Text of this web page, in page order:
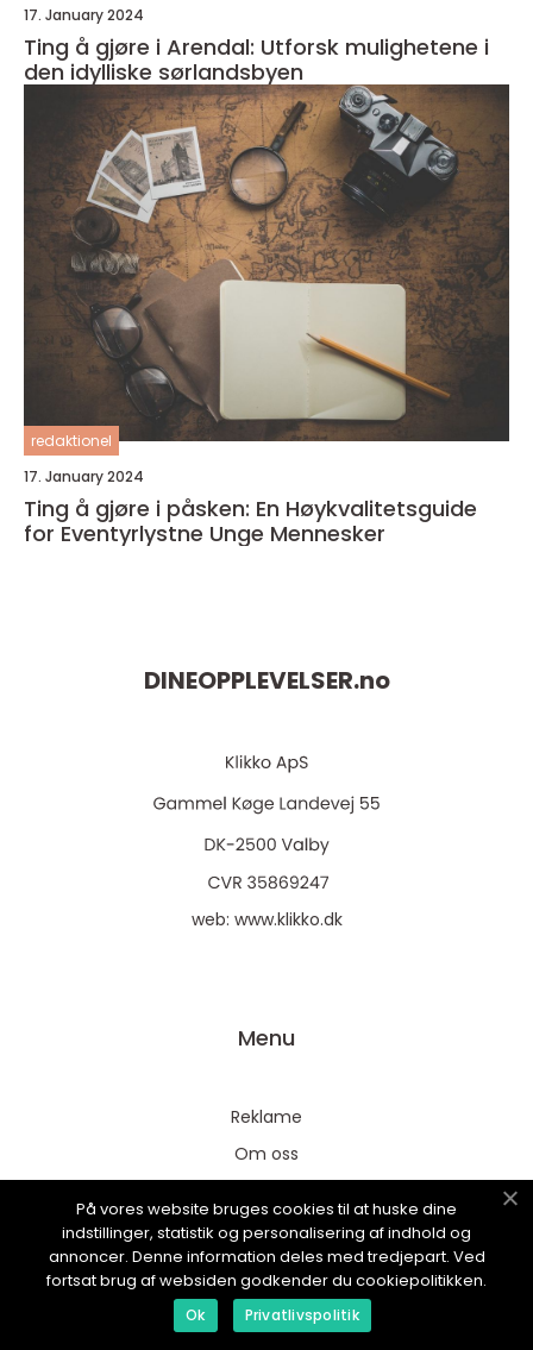
17. January 2024
Ting å gjøre i Arendal: Utforsk mulighetene i
den idylliske sørlandsbyen
redaktionel
17. January 2024
Ting å gjøre i påsken: En Høykvalitetsguide
for Eventyrlystne Unge Mennesker
DINEOPPLEVELSER.no
web: www.klikko.dk
Menu
Reklame
Om oss
Kontakt Oss
Sitemap
På vores website bruges cookies til at huske dine
indstillinger, statistik og personalisering af indhold og
annoncer. Denne information deles med tredjepart. Ved
fortsat brug af websiden godkender du cookiepolitikken.
Ok Privatlivspolitik